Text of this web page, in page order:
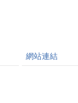
網站連結